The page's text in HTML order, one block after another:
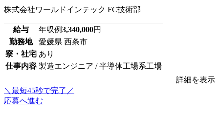
株式会社ワールドインテック FC技術部
給与 年収例3,340,000円
勤務地
愛媛県 西条市
寮・社宅 あり
仕事内容 製造エンジニア / 半導体工場系工場
詳細を表示
＼最短45秒で完了／
応募へ進む